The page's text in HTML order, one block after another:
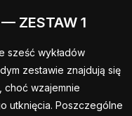
— ZESTAW 1
sześć wykładów
zestawie znajdują się
choć wzajemnie
utknięcia. Poszczególne